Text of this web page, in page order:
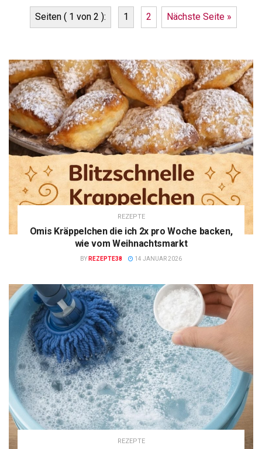
Seiten ( 1 von 2 ): 1 2 Nächste Seite »
REZEPTE
Omis Kräppelchen die ich 2x pro Woche backen,
wie vom Weihnachtsmarkt
BY REZEPTE38 14 JANUAR 2026
REZEPTE